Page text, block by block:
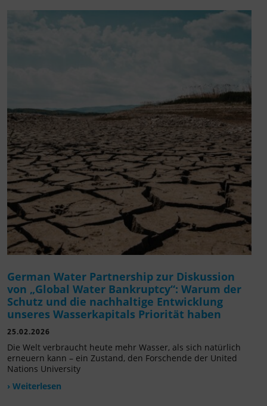
German Water Partnership zur Diskussion
von „Global Water Bankruptcy“: Warum der
Schutz und die nachhaltige Entwicklung
unseres Wasserkapitals Priorität haben
25.02.2026
Die Welt verbraucht heute mehr Wasser, als sich natürlich
erneuern kann – ein Zustand, den Forschende der United
Nations University
› Weiterlesen